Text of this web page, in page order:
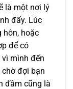
là một nơi lý
đấy. Lúc
hôn, hoặc
để có
mình đến
đợi bạn
đầm cũng là